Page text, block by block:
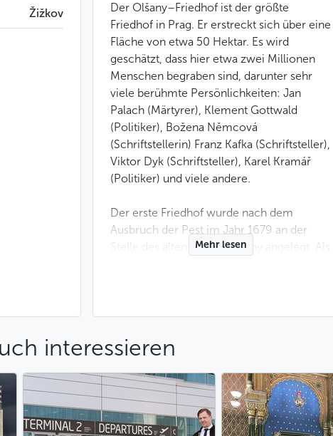
Der Olšany–Friedhof ist der größte
Friedhof in Prag. Er erstreckt sich über eine
Fläche von etwa 50 Hektar. Es wird
geschätzt, dass hier etwa zwei Millionen
Menschen begraben sind, darunter sehr
viele berühmte Persönlichkeiten: Jan
Palach (Märtyrer), Klement Gottwald
(Politiker), Božena Němcová
(Schriftstellerin) Franz Kafka (Schriftsteller),
Viktor Dyk (Schriftsteller), Karel Kramář
(Politiker) und viele andere.
Der erste Friedhof wurde nach dem
Ausbruch der Pest im Jahr 1679 an der
Stelle des alten Dorfes Olšany angelegt. Als
Bestattungsort in Prag. Im Jahr 1886 wurde
jüdischen Friedhof mit Synagoge ergänzt,
wurde. Heute vereint der Friedhof ein
Dutzend unabhängiger Friedhöfe, weshalb
er im Tschechischen auch den
Mehr lesen
Žižkov
interessieren